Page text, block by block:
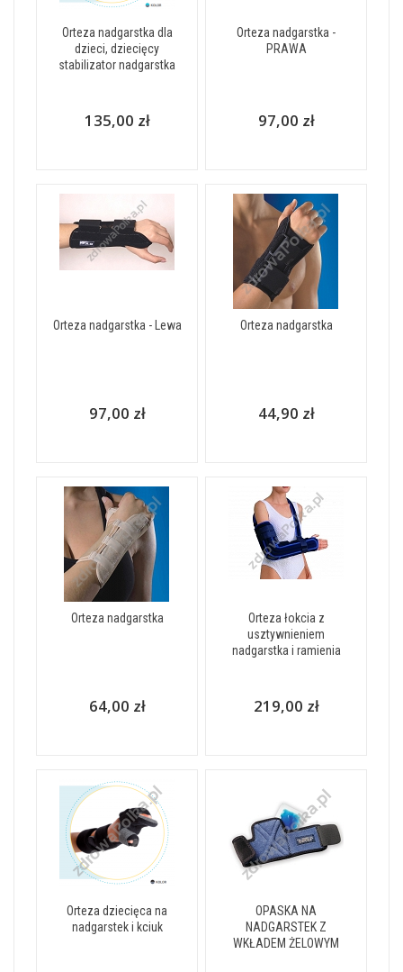
Orteza nadgarstka dla
dzieci, dziecięcy
stabilizator nadgarstka
135,00 zł
Orteza nadgarstka -
PRAWA
97,00 zł
Orteza nadgarstka - Lewa
97,00 zł
Orteza nadgarstka
44,90 zł
Orteza nadgarstka
64,00 zł
Orteza łokcia z
usztywnieniem
nadgarstka i ramienia
219,00 zł
Orteza dziecięca na
nadgarstek i kciuk
OPASKA NA
NADGARSTEK Z
WKŁADEM ŻELOWYM